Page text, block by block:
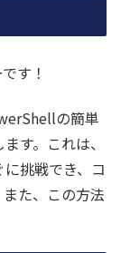
す！
の簡単
す。これは、
挑戦でき、コ
た、この方法